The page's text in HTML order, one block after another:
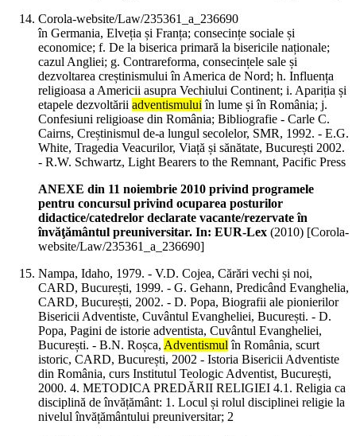
Corola-website/Law/235361_a_236690
în Germania, Elveția și Franța; consecințe sociale și
economice; f. De la biserica primară la bisericile naționale;
cazul Angliei; g. Contrareforma, consecințele sale și
dezvoltarea creștinismului în America de Nord; h. Influența
religioasa a Americii asupra Vechiului Continent; i. Apariția și
etapele dezvoltării adventismuluiîn lume și în România; j.
Confesiuni religioase din România; Bibliografie - Carle C.
Cairns, Creștinismul de-a lungul secolelor, SMR, 1992. - E.G.
White, Tragedia Veacurilor, Viață și sănătate, București 2002.
- R.W. Schwartz, Light Bearers to the Remnant, Pacific Press
ANEXE din 11 noiembrie 2010 privind programele
pentru concursul privind ocuparea posturilor
didactice/catedrelor declarate vacante/rezervate în
învăţământul preuniversitar. In: EUR-Lex (2010) [Corola-
website/Law/235361_a_236690]
Nampa, Idaho, 1979. - V.D. Cojea, Cărări vechi și noi,
CARD, București, 1999. - G. Gehann, Predicând Evanghelia,
CARD, București, 2002. - D. Popa, Biografii ale pionierilor
Bisericii Adventiste, Cuvântul Evangheliei, București. - D.
Popa, Pagini de istorie adventista, Cuvântul Evangheliei,
București. - B.N. Roșca, Adventismulîn România, scurt
istoric, CARD, București, 2002 - Istoria Bisericii Adventiste
din România, curs Institutul Teologic Adventist, București,
2000. 4. METODICA PREDĂRII RELIGIEI 4.1. Religia ca
disciplină de învățământ: 1. Locul și rolul disciplinei religie la
nivelul învățământului preuniversitar; 2